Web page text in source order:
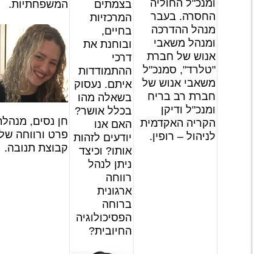
ומנכ"ל החוליה
החסרה. בעבר
מנהל ההדרכה
ומנהל משאבי
אנוש של חברת
"טלרד", סמנכ"ל
משאבי אנוש של
חברת רב בריח
ומנכ"ל ודיקן
הקריה האקדמית
לניהול – רופין.
בצמתים
המרכזיות
בחיים,
ובוחנת את
דרכי
ההתמודדות
איתם. נעסוק
בשאלה מהו
בכלל אושר?
האם אנו
יודעים לזהות
אותו? וכיצד
ניתן לנהל
רווחה
ארגונית
ברוחה
הפסיכולוגיה
החיובית?
המשפחתיות.
חן נסים,
פרט ורווחה
קבוצת תנובה.